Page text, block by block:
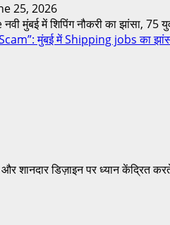
25, 2026
मुंबई में शिपिंग नौकरी का झांसा, 75
मुंबई में Shipping jobs का
शानदार डिज़ाइन पर ध्यान केंद्रित